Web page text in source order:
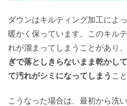
ダウンはキルティング加工によ
暖かく保っています。このキル
れが溜まってしまうことがあり
ぎで落としきらないまま乾かし
て汚れがシミになってしまう こ
こうなった場合は、最初から洗